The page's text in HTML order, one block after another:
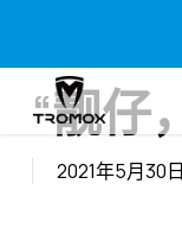
main
content“靓仔
2021年5月30日